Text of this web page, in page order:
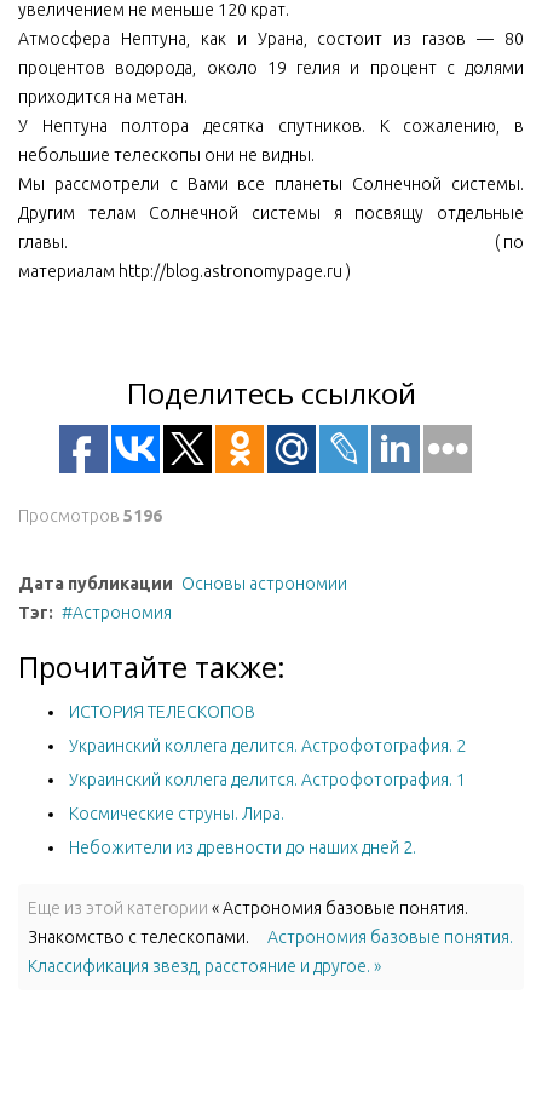
увеличением не меньше 120 крат.
Атмосфера Нептуна, как и Урана, состоит из газов — 80
процентов водорода, около 19 гелия и процент с долями
приходится на метан.
У Нептуна полтора десятка спутников. К сожалению, в
небольшие телескопы они не видны.
Мы рассмотрели с Вами все планеты Солнечной системы.
Другим телам Солнечной системы я посвящу отдельные
главы. ( по
материалам http://blog.astronomypage.ru )
Поделитесь ссылкой
Просмотров 5196
Дата публикации Основы астрономии
Тэг:
Астрономия
Прочитайте также:
ИСТОРИЯ ТЕЛЕСКОПОВ
Украинский коллега делится. Астрофотография. 2
Украинский коллега делится. Астрофотография. 1
Космические струны. Лира.
Небожители из древности до наших дней 2.
Еще из этой категории « Астрономия базовые понятия.
Знакомство с телескопами.
Астрономия базовые понятия.
Классификация звезд, расстояние и другое. »